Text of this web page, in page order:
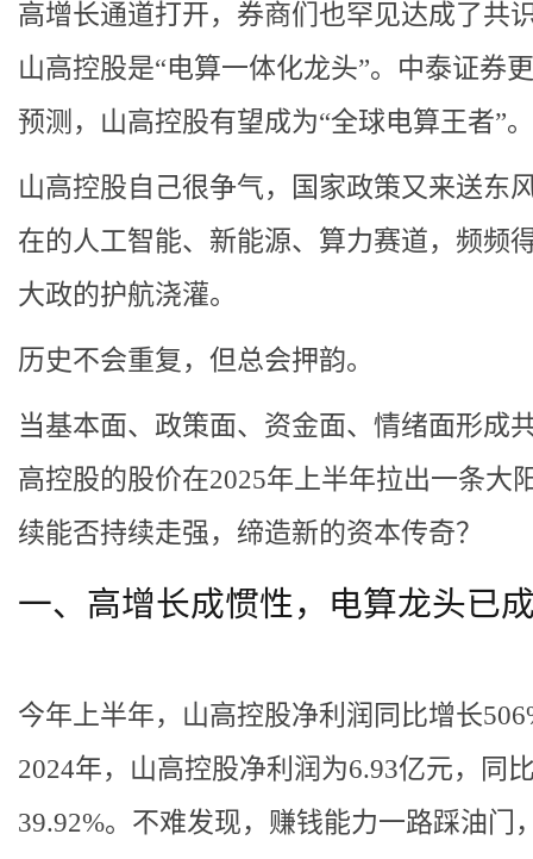
高增长通道打开，券商们也罕见达成了共
山高控股是“电算一体化龙头”。中泰证券
预测，山高控股有望成为“全球电算王者”。
山高控股自己很争气，国家政策又来送东
在的人工智能、新能源、算力赛道，频频
大政的护航浇灌。
历史不会重复，但总会押韵。
当基本面、政策面、资金面、情绪面形成
高控股的股价在2025年上半年拉出一条大
续能否持续走强，缔造新的资本传奇？
一、高增长成惯性，电算龙头已
今年上半年，山高控股净利润同比增长
2024年，山高控股净利润为6.93亿元，同
39.92%。不难发现，赚钱能力一路踩油门